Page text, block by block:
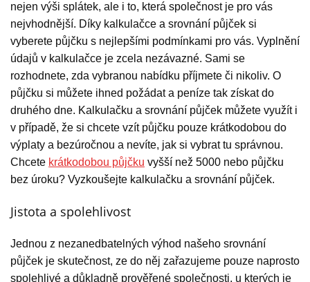
nejen výši splátek, ale i to, která společnost je pro vás
nejvhodnější. Díky kalkulačce a srovnání půjček si
vyberete půjčku s nejlepšími podmínkami pro vás. Vyplnění
údajů v kalkulačce je zcela nezávazné. Sami se
rozhodnete, zda vybranou nabídku příjmete či nikoliv. O
půjčku si můžete ihned požádat a peníze tak získat do
druhého dne. Kalkulačku a srovnání půjček můžete využít i
v případě, že si chcete vzít půjčku pouze krátkodobou do
výplaty a bezúročnou a nevíte, jak si vybrat tu správnou.
Chcete krátkodobou půjčku vyšší než 5000 nebo půjčku
bez úroku? Vyzkoušejte kalkulačku a srovnání půjček.
Jistota a spolehlivost
Jednou z nezanedbatelných výhod našeho srovnání
půjček je skutečnost, ze do něj zařazujeme pouze naprosto
spolehlivé a důkladně prověřené společnosti, u kterých je